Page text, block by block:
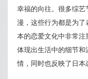
幸福的向往。很多综
漫，这些行为都是为
本的恋爱文化中非常
体现出生活中的细节
情，同时也反映了日本